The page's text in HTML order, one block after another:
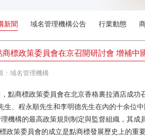
新聞 域名管理機構公告 行業動態
商標政策委員會在京召開研討會 增補中
：域名管理機構
商標政策委員會在北京香格裏拉酒店成功
生、程永順先生和李明德先生在內的十余位
機構的最高政策規則制定與監督組織，其
政策委員會的成立是點商標發展歷史上的重